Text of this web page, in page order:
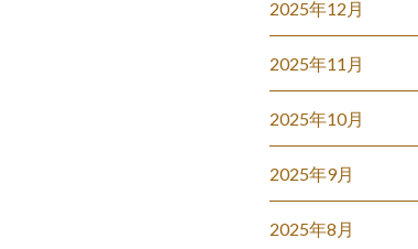
2025年12月
2025年11月
2025年10月
2025年9月
2025年8月